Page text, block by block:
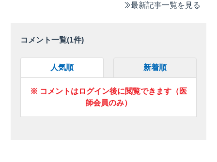
最新記事一覧を見る
コメント一覧(1件)
人気順 新着順
※ コメントはログイン後に閲覧できます（医
師会員のみ）